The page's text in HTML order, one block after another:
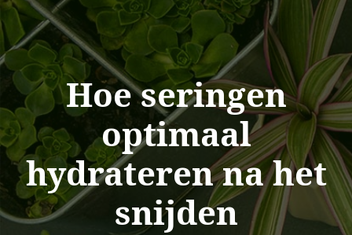
Hoe seringen
optimaal
hydrateren na het
snijden